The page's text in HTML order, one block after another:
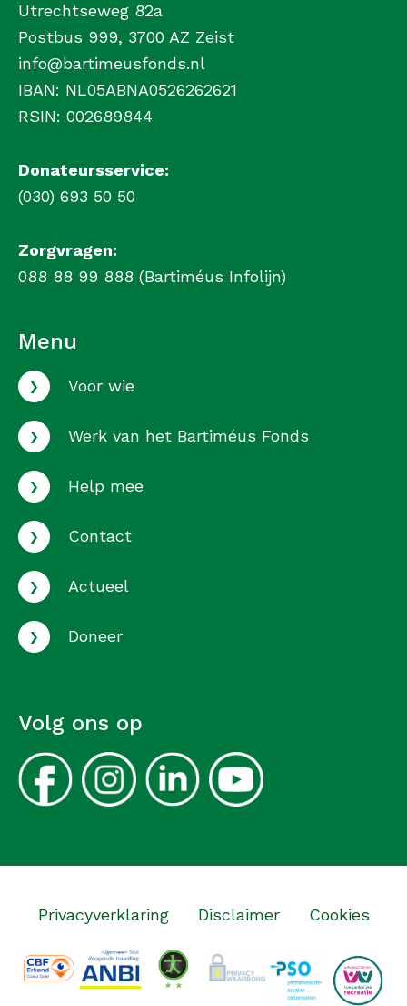
Utrechtseweg 82a
Postbus 999, 3700 AZ Zeist
info@bartimeusfonds.nl
IBAN: NL05ABNA0526262621
RSIN: 002689844
Donateursservice:
(030) 693 50 50
Zorgvragen:
088 88 99 888 (Bartiméus Infolijn)
Menu
› Voor wie
› Werk van het Bartiméus Fonds
› Help mee
› Contact
› Actueel
› Doneer
Volg ons op
Privacyverklaring Disclaimer Cookies